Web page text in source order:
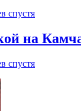
спустя
на
спустя